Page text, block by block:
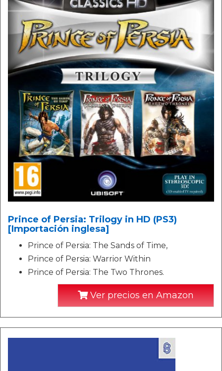
Prince of Persia: Trilogy in HD (PS3)
[Importación inglesa]
Prince of Persia: The Sands of Time,
Prince of Persia: Warrior Within
Prince of Persia: The Two Thrones.
Ver precios en Amazon